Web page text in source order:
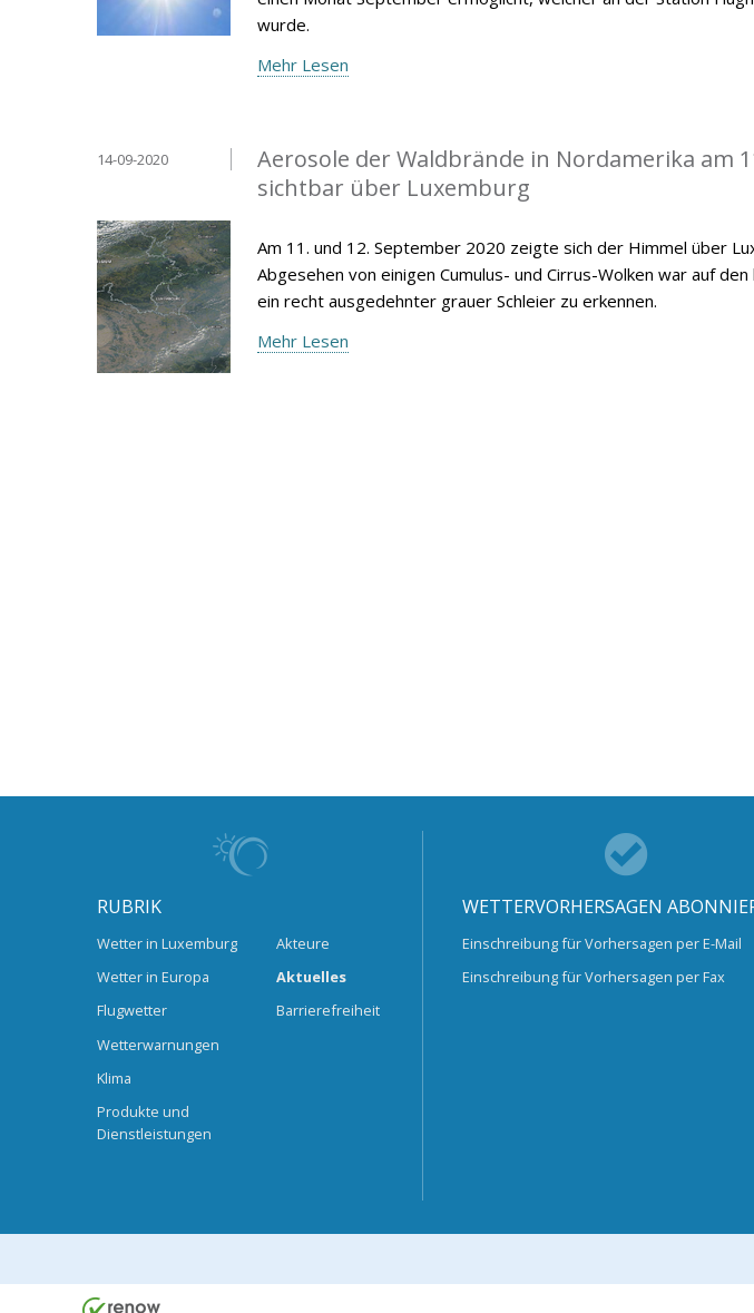
wurde.
Mehr Lesen
Aerosole der Waldbrände in Nordamerika am
sichtbar über Luxemburg
14-09-2020
Am 11. und 12. September 2020 zeigte sich der Himmel über
Abgesehen von einigen Cumulus- und Cirrus-Wolken war auf
ein recht ausgedehnter grauer Schleier zu erkennen.
Mehr Lesen
RUBRIK
Wetter in Luxemburg
Wetter in Europa
Flugwetter
Wetterwarnungen
Klima
Produkte und
Dienstleistungen
Akteure
Aktuelles
Barrierefreiheit
WETTERVORHERSAGEN
Einschreibung für Vorhersagen per E-Mail
Einschreibung für Vorhersagen per Fax